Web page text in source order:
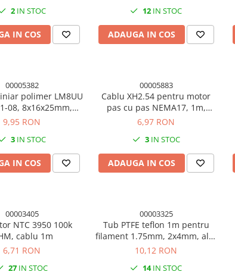
2IN STOC
IN COS
12 IN STOC
ADAUGA IN COS
00005382
polimer LM8UU
08, 8x16x25mm,
tija 8mm
9,95 RON
3IN STOC
IN COS
00005883
Cablu XH2.54 pentru motor
pas cu pas NEMA17, 1m,
conectori negru si alb
6,97 RON
3IN STOC
ADAUGA IN COS
00003405
NTC 3950 100k
OHM, cablu 1m
6,71 RON
27 IN STOC
00003325
Tub PTFE teflon 1m pentru
filament 1.75mm, 2x4mm, alb,
imprimanta 3D
10,12 RON
14IN STOC